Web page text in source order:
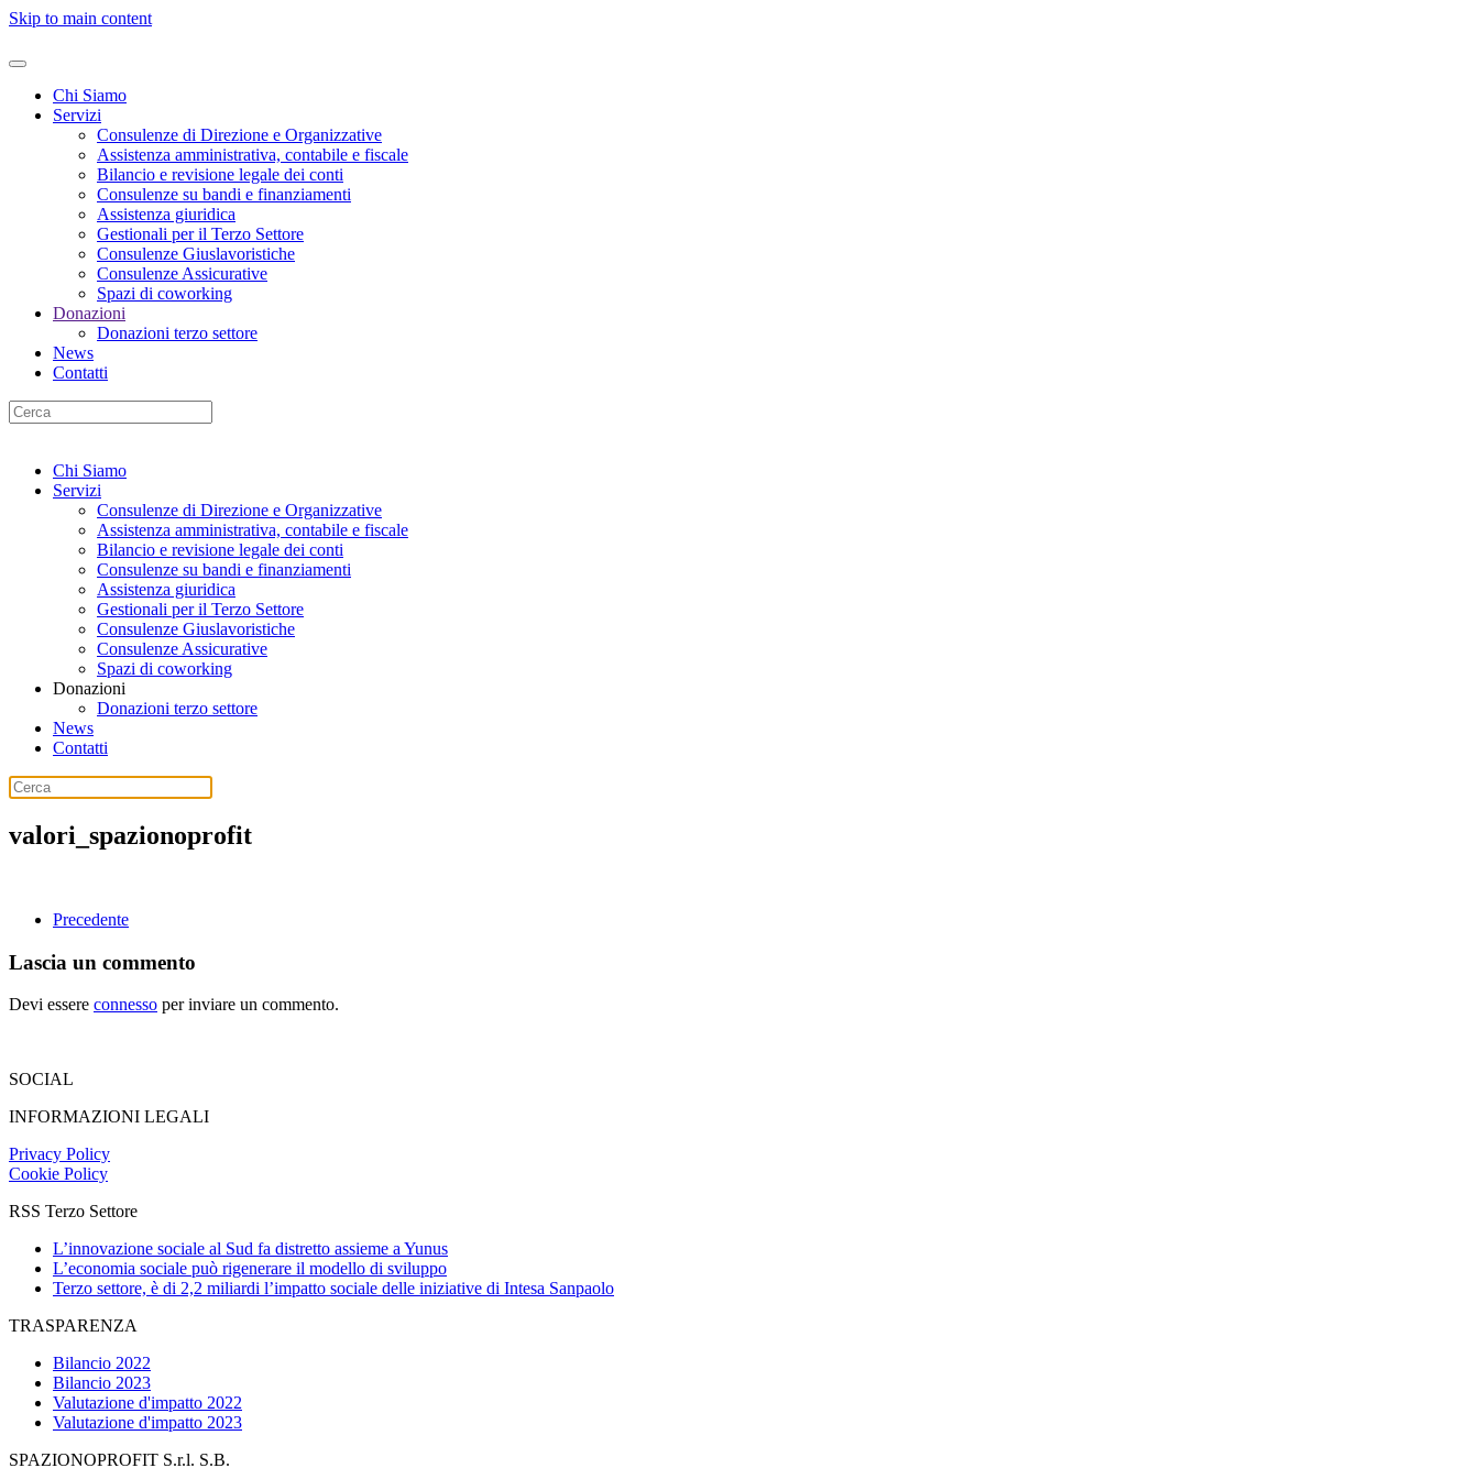
Skip to main content
Chi Siamo
Servizi
Consulenze di Direzione e Organizzative
Assistenza amministrativa, contabile e fiscale
Bilancio e revisione legale dei conti
Consulenze su bandi e finanziamenti
Assistenza giuridica
Gestionali per il Terzo Settore
Consulenze Giuslavoristiche
Consulenze Assicurative
Spazi di coworking
Donazioni
Donazioni terzo settore
News
Contatti
Chi Siamo
Servizi
Consulenze di Direzione e Organizzative
Assistenza amministrativa, contabile e fiscale
Bilancio e revisione legale dei conti
Consulenze su bandi e finanziamenti
Assistenza giuridica
Gestionali per il Terzo Settore
Consulenze Giuslavoristiche
Consulenze Assicurative
Spazi di coworking
Donazioni
Donazioni terzo settore
News
Contatti
valori_spazionoprofit
Precedente
Lascia un commento
Devi essere connesso per inviare un commento.
SOCIAL
INFORMAZIONI LEGALI
Privacy Policy
Cookie Policy
RSS Terzo Settore
L’innovazione sociale al Sud fa distretto assieme a Yunus
L’economia sociale può rigenerare il modello di sviluppo
Terzo settore, è di 2,2 miliardi l’impatto sociale delle iniziative di Intesa Sanpaolo
TRASPARENZA
Bilancio 2022
Bilancio 2023
Valutazione d'impatto 2022
Valutazione d'impatto 2023
SPAZIONOPROFIT S.r.l. S.B.